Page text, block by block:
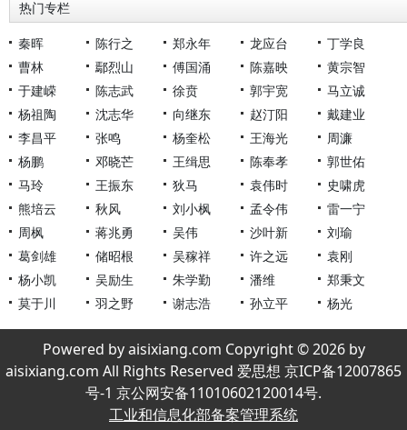
热门专栏
秦晖 陈行之 郑永年 龙应台
丁学良
曹林
鄢烈山 傅国涌 陈嘉映
黄宗智
于建嵘
陈志武 徐贲 郭宇宽
马立诚
杨祖陶
沈志华 向继东 赵汀阳
戴建业
李昌平
张鸣 杨奎松 王海光
周濂
杨鹏
邓晓芒 王缉思 陈奉孝
郭世佑
马玲
王振东 狄马 袁伟时
史啸虎
熊培云
秋风 刘小枫 孟令伟
雷一宁
周枫
蒋兆勇 吴伟 沙叶新
刘瑜
葛剑雄
储昭根 吴稼祥 许之远
袁刚
杨小凯
吴励生 朱学勤 潘维
郑秉文
莫于川
羽之野 谢志浩 孙立平 杨光
Powered by aisixiang.com Copyright © 2026 by
aisixiang.com All Rights Reserved 爱思想 京ICP备12007865
号-1 京公网安备11010602120014号.
工业和信息化部备案管理系统